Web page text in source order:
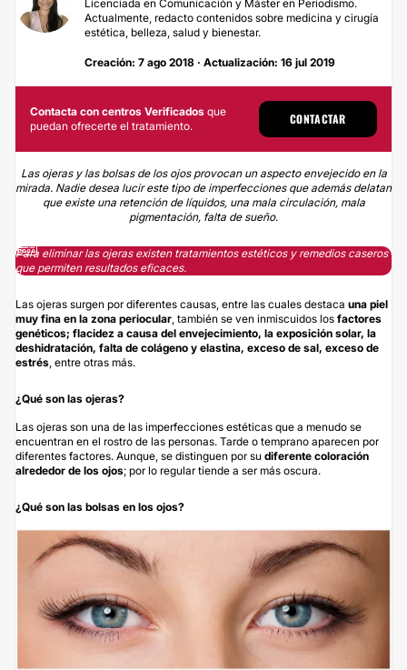
Licenciada en Comunicación y Máster en Periodismo.
Actualmente, redacto contenidos sobre medicina y cirugía
estética, belleza, salud y bienestar.
Creación: 7 ago 2018 · Actualización: 16 jul 2019
Contacta con centros Verificados que
puedan ofrecerte el tratamiento.
CONTACTAR
Las ojeras y las bolsas de los ojos provocan un aspecto envejecido en la
mirada. Nadie desea lucir este tipo de imperfecciones que además delatan
que existe una retención de líquidos, una mala circulación, mala
pigmentación, falta de sueño.
Para eliminar las ojeras existen tratamientos estéticos y remedios caseros
que permiten resultados eficaces.
Las ojeras surgen por diferentes causas, entre las cuales destaca una piel
muy fina en la zona periocular , también se ven inmiscuidos los factores
genéticos; flacidez a causa del envejecimiento, la exposición solar, la
deshidratación, falta de colágeno y elastina, exceso de sal, exceso de
estrés , entre otras más.
¿Qué son las ojeras?
Las ojeras son una de las imperfecciones estéticas que a menudo se
encuentran en el rostro de las personas. Tarde o temprano aparecen por
diferentes factores. Aunque, se distinguen por su diferente coloración
alrededor de los ojos; por lo regular tiende a ser más oscura.
¿Qué son las bolsas en los ojos?